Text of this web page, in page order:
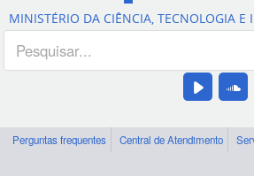
MINISTÉRIO DA CIÊNCIA, TECNOLOGIA E
Perguntas frequentes Central de Atendimento